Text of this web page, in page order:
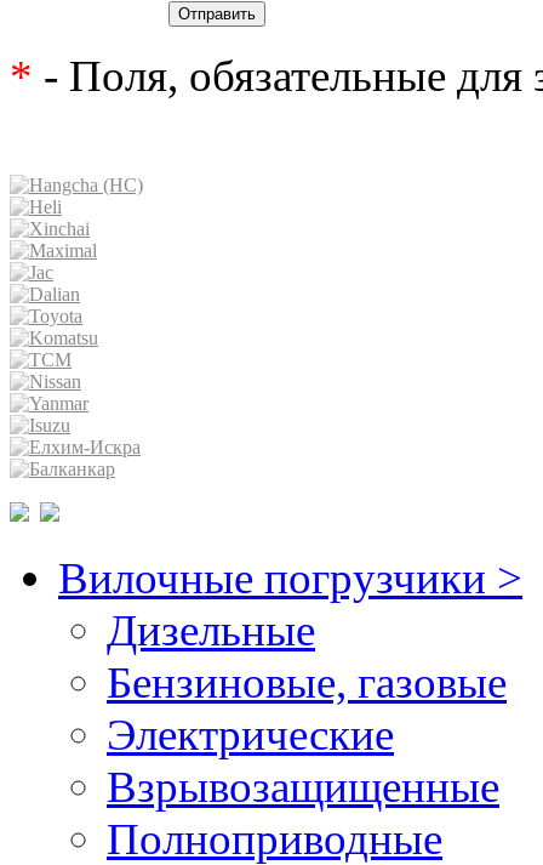
Отправить
* - Поля, обязательные для
Вилочные погрузчики >
Дизельные
Бензиновые, газовые
Электрические
Взрывозащищенные
Полноприводные